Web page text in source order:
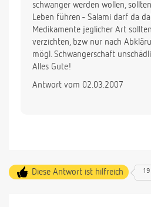
(Salami) und Migräne Tabletten
Würde mich sehr über eine
Anna
schwanger werden wollen,
Leben führen - Salami darf da
Medikamente jeglicher Art
verzichten, bzw nur nach
mögl. Schwangerschaft
Alles Gute!
Antwort vom 02.03.2007
Diese Antwort ist hilfreich 19